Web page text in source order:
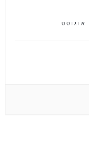
אוגוסט